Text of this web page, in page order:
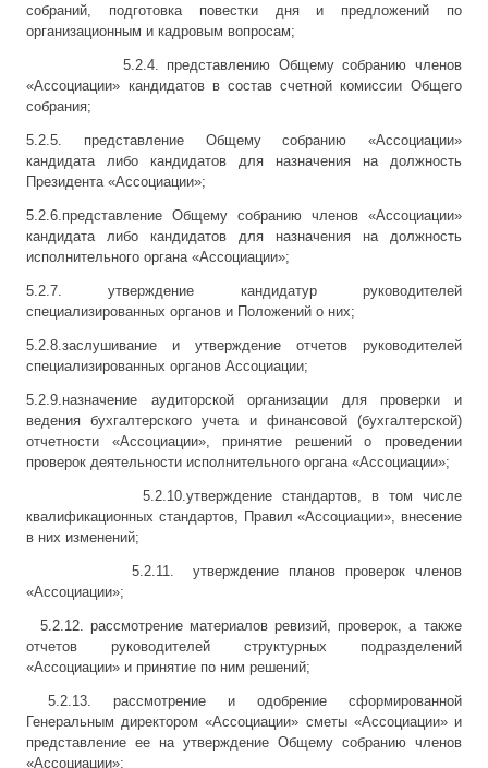
собраний, подготовка повестки дня и предложений по
организационным и кадровым вопросам;
5.2.4. представлению Общему собранию членов
«Ассоциации» кандидатов в состав счетной комиссии Общего
собрания;
5.2.5. представление Общему собранию «Ассоциации»
кандидата либо кандидатов для назначения на должность
Президента «Ассоциации»;
5.2.6.представление Общему собранию членов «Ассоциации»
кандидата либо кандидатов для назначения на должность
исполнительного органа «Ассоциации»;
5.2.7. утверждение кандидатур руководителей
специализированных органов и Положений о них;
5.2.8.заслушивание и утверждение отчетов руководителей
специализированных органов Ассоциации;
5.2.9.назначение аудиторской организации для проверки и
ведения бухгалтерского учета и финансовой (бухгалтерской)
отчетности «Ассоциации», принятие решений о проведении
проверок деятельности исполнительного органа «Ассоциации»;
5.2.10.утверждение стандартов, в том числе
квалификационных стандартов, Правил «Ассоциации», внесение
в них изменений;
5.2.11. утверждение планов проверок членов
«Ассоциации»;
5.2.12. рассмотрение материалов ревизий, проверок, а также
отчетов руководителей структурных подразделений
«Ассоциации» и принятие по ним решений;
5.2.13. рассмотрение и одобрение сформированной
Генеральным директором «Ассоциации» сметы «Ассоциации» и
представление ее на утверждение Общему собранию членов
«Ассоциации»;